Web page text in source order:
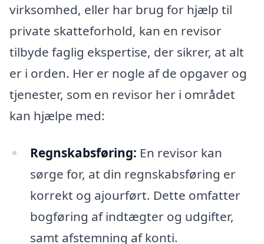
virksomhed, eller har brug for hjælp til
private skatteforhold, kan en revisor
tilbyde faglig ekspertise, der sikrer, at alt
er i orden. Her er nogle af de opgaver og
tjenester, som en revisor her i området
kan hjælpe med:
Regnskabsføring: En revisor kan
sørge for, at din regnskabsføring er
korrekt og ajourført. Dette omfatter
bogføring af indtægter og udgifter,
samt afstemning af konti.